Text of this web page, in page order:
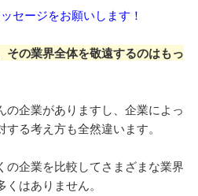
セージをお願いします！
その業界全体を敬遠するのはもっ
の企業がありますし、企業によっ
る考え方も全然違います。
の企業を比較してさまざまな業界
はありません。